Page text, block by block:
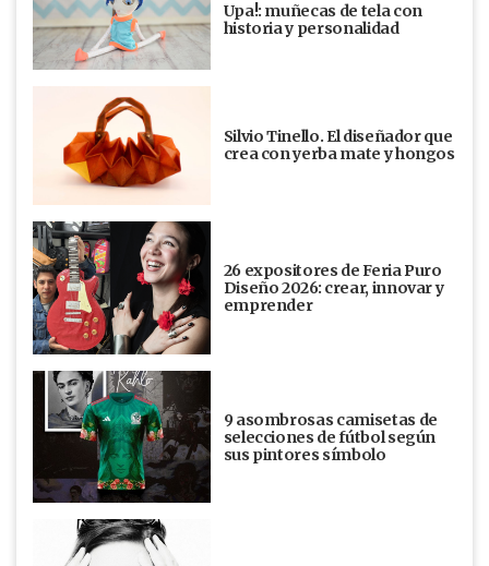
Upa!: muñecas de tela con
historia y personalidad
Silvio Tinello. El diseñador que
crea con yerba mate y hongos
26 expositores de Feria Puro
Diseño 2026: crear, innovar y
emprender
9 asombrosas camisetas de
selecciones de fútbol según
sus pintores símbolo